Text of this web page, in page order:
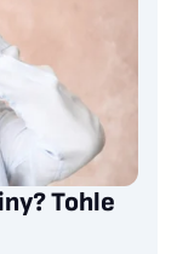
Tohle